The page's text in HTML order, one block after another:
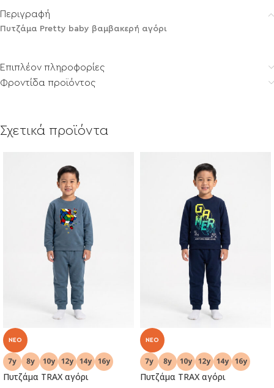
Περιγραφή
Πυτζάμα Pretty baby βαμβακερή αγόρι
Επιπλέον πληροφορίες
Φροντίδα προϊόντος
Σχετικά προϊόντα
NEO
Πυτζάμα TRAX αγόρι
NEO
Πυτζάμα TRAX αγόρι